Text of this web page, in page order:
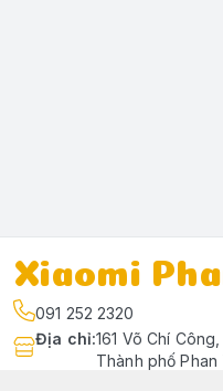
Xiaomi
091 252 2320
Địa chỉ:161 Võ Chí
Thành phố Phan